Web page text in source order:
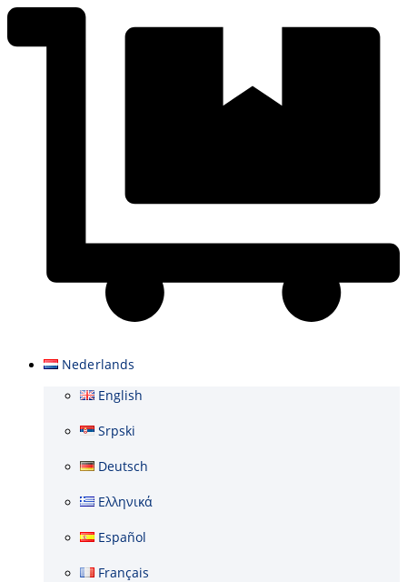
Nederlands
English
Srpski
Deutsch
Ελληνικά
Español
Français